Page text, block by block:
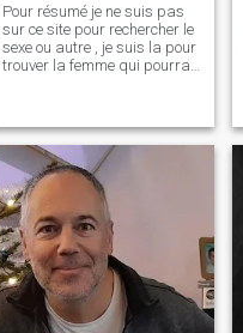
Pour résumé je ne suis pas
sur ce site pour rechercher le
sexe ou autre , je suis la pour
trouver la femme qui pourra
avec les bla-bla, aller droit
au but et je serai votr